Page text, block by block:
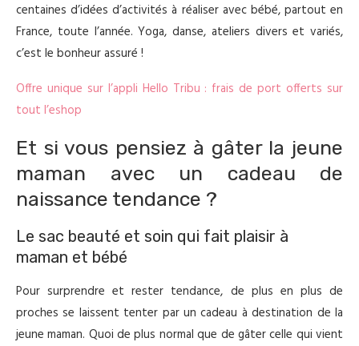
centaines d’idées d’activités à réaliser avec bébé, partout en
France, toute l’année. Yoga, danse, ateliers divers et variés,
c’est le bonheur assuré !
Offre unique sur l’appli Hello Tribu : frais de port offerts sur
tout l’eshop
Et si vous pensiez à gâter la jeune
maman avec un cadeau de
naissance tendance ?
Le sac beauté et soin qui fait plaisir à
maman et bébé
Pour surprendre et rester tendance, de plus en plus de
proches se laissent tenter par un cadeau à destination de la
jeune maman. Quoi de plus normal que de gâter celle qui vient